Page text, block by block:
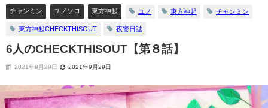
チャンミン ユノソロ 東方神起 ユノ 東方神起 チャンミン
東方神起CHECKTHISOUT 夜警日誌
6人のCHECKTHISOUT【第８話】
2021年9月29日 2021年9月29日